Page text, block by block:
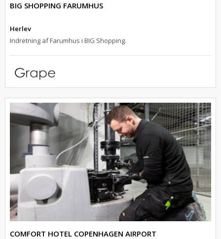
BIG SHOPPING FARUMHUS
Herlev
Indretning af Farumhus i BIG Shopping.
COMFORT HOTEL COPENHAGEN AIRPORT